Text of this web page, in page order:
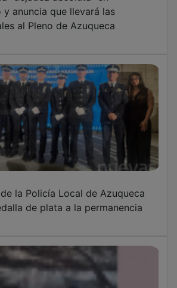
anuncia que llevará las
al Pleno de Azuqueca
de plata a la permanencia